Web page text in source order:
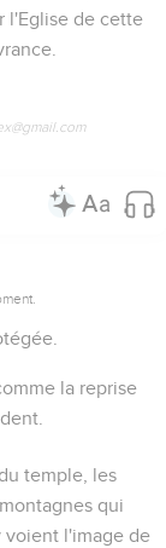
l'Eglise de cette
la reprise
temple, les
qui
voient l'image de